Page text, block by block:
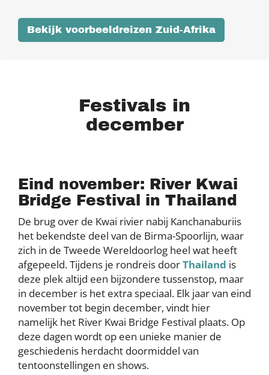
Bekijk voorbeeldreizen Zuid-Afrika
Festivals in
december
Eind november: River Kwai
Bridge Festival in Thailand
De brug over de Kwai rivier nabij Kanchanaburiis
het bekendste deel van de Birma-Spoorlijn, waar
zich in de Tweede Wereldoorlog heel wat heeft
afgepeeld. Tijdens je rondreis doorThailand is
deze plek altijd een bijzondere tussenstop, maar
in december is het extra speciaal. Elk jaar van eind
november tot begin december, vindt hier
namelijk het River Kwai Bridge Festival plaats. Op
deze dagen wordt op een unieke manier de
geschiedenis herdacht doormiddel van
tentoonstellingen en shows.